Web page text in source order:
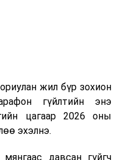
үзүүллээ
жил бүр зохион
гүйлтийн энэ
цагаар 2026 оны
эхэлнэ.
давсан гүйгч